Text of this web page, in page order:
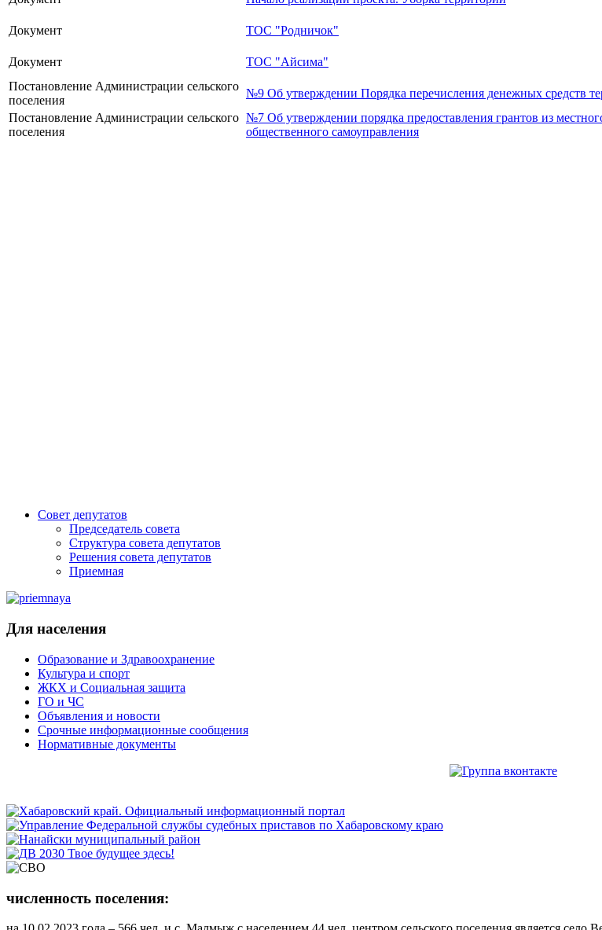
Документ
ТОС "Родничок"
Документ
ТОС "Айсима"
Постановление Администрации сельского
поселения
№9 Об утверждении Порядка перечисления денежных средств
Постановление Администрации сельского
поселения
№7 Об утверждении порядка предоставления грантов из
общественного самоуправления
Совет депутатов
Председатель совета
Структура совета депутатов
Решения совета депутатов
Приемная
Для населения
Образование и Здравоохранение
Культура и спорт
ЖКХ и Социальная защита
ГО и ЧС
Объявления и новости
Срочные информационные сообщения
Нормативные документы
численность поселения: